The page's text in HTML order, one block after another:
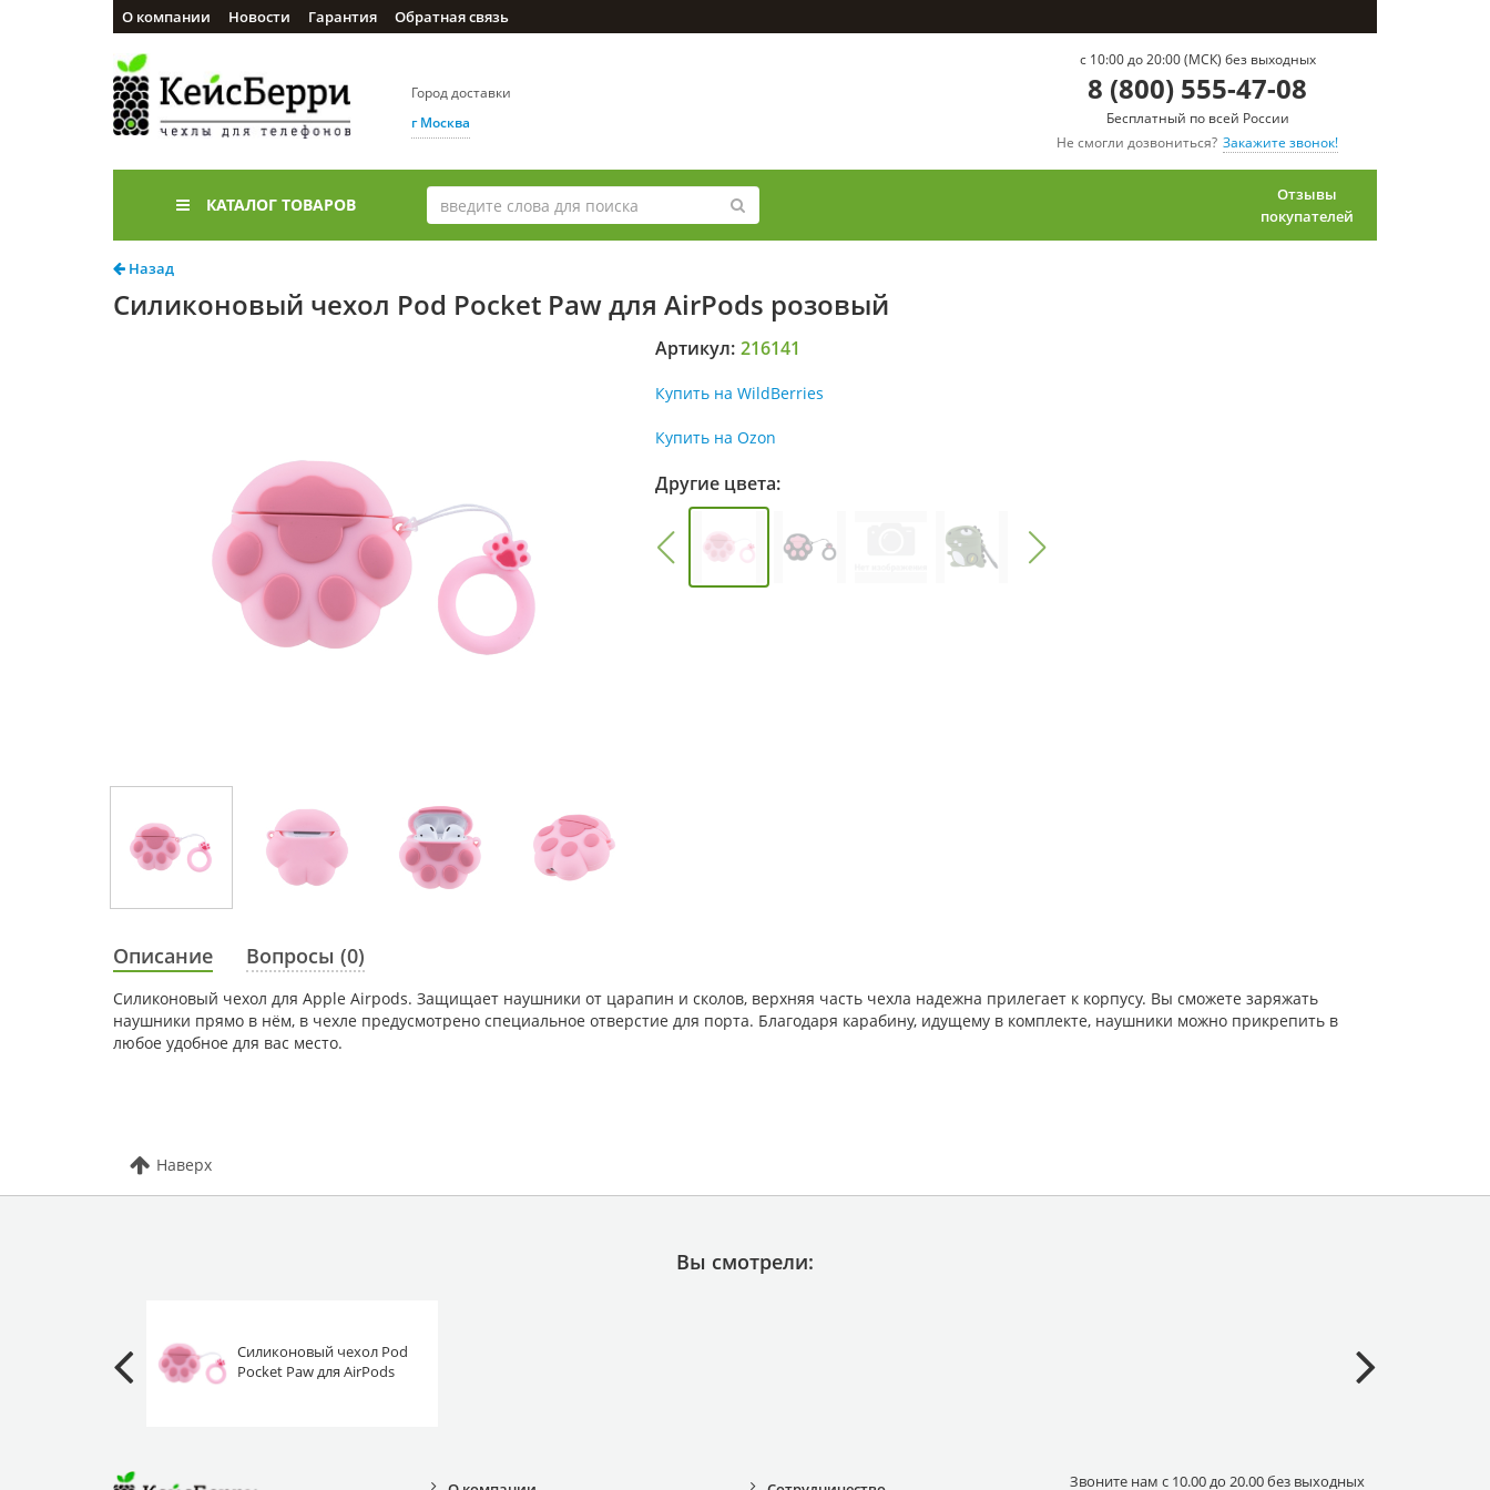
О компании Новости Гарантия Обратная связь
Город доставки
г Москва
c 10:00 до 20:00 (МСК) без выходных
8 (800) 555-47-08
Бесплатный по всей России
Не смогли дозвониться? Закажите звонок!
КАТАЛОГ ТОВАРОВ
Отзывы
покупателей
Назад
Силиконовый чехол Pod Pocket Paw для AirPods розовый
Артикул: 216141
Купить на WildBerries
Купить на Ozon
Другие цвета:
Описание Вопросы (0)
Силиконовый чехол для Apple Airpods. Защищает наушники от царапин и сколов, верхняя часть чехла надежна прилегает к корпусу. Вы сможете заряжать
наушники прямо в нём, в чехле предусмотрено специальное отверстие для порта. Благодаря карабину, идущему в комплекте, наушники можно прикрепить в
любое удобное для вас место.
Наверх
Вы смотрели:
Силиконовый чехол Pod
Pocket Paw для AirPods
Звоните нам с 10.00 до 20.00 без выходных